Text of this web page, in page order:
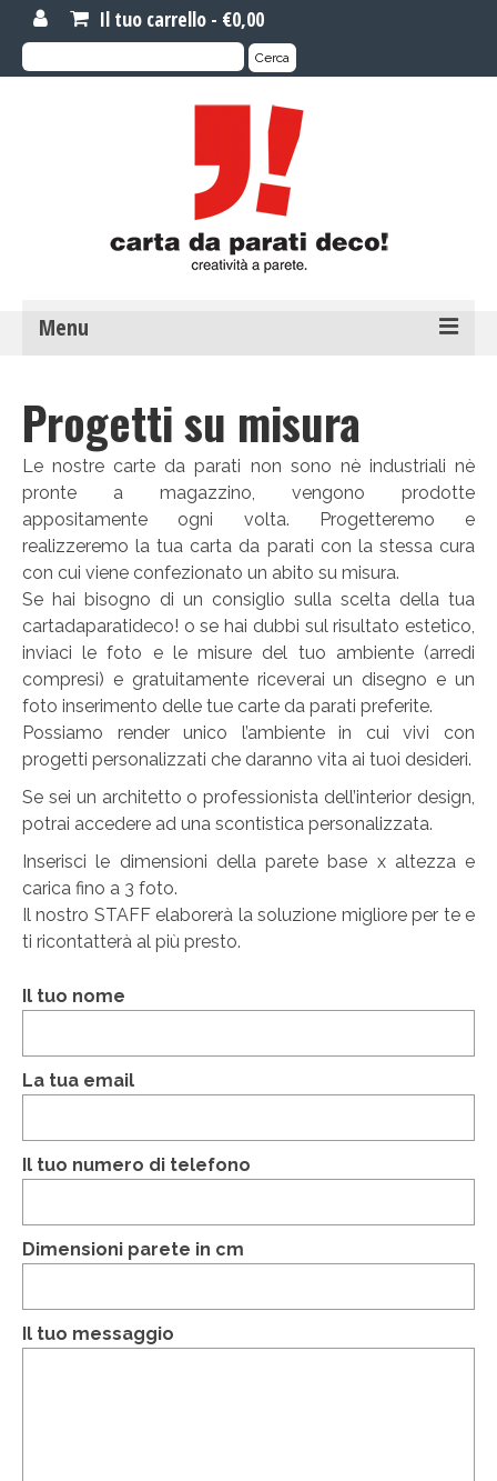
Il tuo carrello - €0,00
Cerca: Cerca
Menu
Carta da parati novità
Carta da parati su misura
Carta da parati classica
Carta da parati floreale
Carta da parati vintage
Carta da parati a righe
Carta da parati moderna
Carta da parati bambini
Carta da parati orientale
Carta da parati industrial
Carta da parati case montagna
Carta da parati paesaggio alpino
Carta da parati spiagge
Artisti
Andrea Bertotti
Chen Li
Progetti su misura
Le nostre carte da parati non sono nè industriali nè
pronte a magazzino, vengono prodotte
appositamente ogni volta. Progetteremo e
realizzeremo la tua carta da parati con la stessa cura
con cui viene confezionato un abito su misura.
Se hai bisogno di un consiglio sulla scelta della tua
cartadaparatideco! o se hai dubbi sul risultato estetico,
inviaci le foto e le misure del tuo ambiente (arredi
compresi) e gratuitamente riceverai un disegno e un
foto inserimento delle tue carte da parati preferite.
Possiamo render unico l’ambiente in cui vivi con
progetti personalizzati che daranno vita ai tuoi desideri.
Se sei un architetto o professionista dell’interior design,
potrai accedere ad una scontistica personalizzata.
Inserisci le dimensioni della parete base x altezza e
carica fino a 3 foto.
Il nostro STAFF elaborerà la soluzione migliore per te e
ti ricontatterà al più presto.
Il tuo nome
La tua email
Il tuo numero di telefono
Dimensioni parete in cm
Il tuo messaggio